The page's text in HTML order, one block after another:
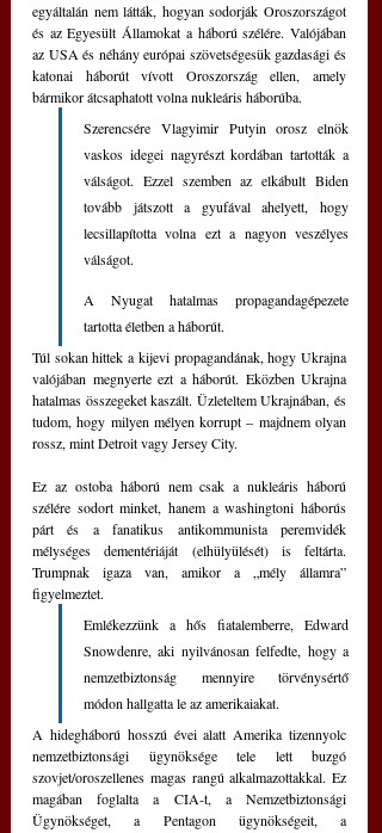
egyáltalán nem látták, hogyan sodorják Oroszországot
és az Egyesült Államokat a háború szélére. Valójában
az USA és néhány európai szövetségesük gazdasági és
katonai háborút vívott Oroszország ellen, amely
bármikor átcsaphatott volna nukleáris háborúba.
Szerencsére Vlagyimir Putyin orosz elnök
vaskos idegei nagyrészt kordában tartották a
válságot. Ezzel szemben az elkábult Biden
tovább játszott a gyufával ahelyett, hogy
lecsillapította volna ezt a nagyon veszélyes
válságot.
A Nyugat hatalmas propagandagépezete
tartotta életben a háborút.
Túl sokan hittek a kijevi propagandának, hogy Ukrajna
valójában megnyerte ezt a háborút. Eközben Ukrajna
hatalmas összegeket kaszált. Üzleteltem Ukrajnában, és
tudom, hogy milyen mélyen korrupt – majdnem olyan
rossz, mint Detroit vagy Jersey City.
Ez az ostoba háború nem csak a nukleáris háború
szélére sodort minket, hanem a washingtoni háborús
párt és a fanatikus antikommunista peremvidék
mélységes dementériáját (elhülyülését) is feltárta.
Trumpnak igaza van, amikor a „mély államra”
figyelmeztet.
Emlékezzünk a hős fiatalemberre, Edward
Snowdenre, aki nyilvánosan felfedte, hogy a
nemzetbiztonság mennyire törvénysértő
módon hallgatta le az amerikaiakat.
A hidegháború hosszú évei alatt Amerika tizennyolc
nemzetbiztonsági ügynöksége tele lett buzgó
szovjet/oroszellenes magas rangú alkalmazottakkal. Ez
magában foglalta a CIA-t, a Nemzetbiztonsági
Ügynökséget, a Pentagon ügynökségeit, a